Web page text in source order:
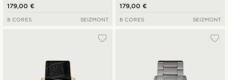
179,00 €
8 CORES SEIZMONT
179,00 €
8 CORES SEIZMONT